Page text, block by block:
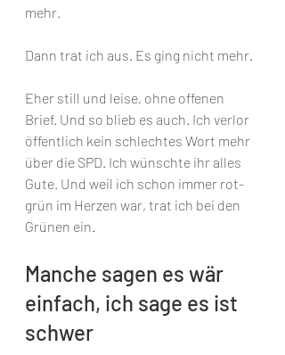
mehr.
Dann trat ich aus. Es ging nicht mehr.
Eher still und leise, ohne offenen
Brief. Und so blieb es auch. Ich verlor
öffentlich kein schlechtes Wort mehr
über die SPD. Ich wünschte ihr alles
Gute. Und weil ich schon immer rot-
grün im Herzen war, trat ich bei den
Grünen ein.
Manche sagen es wär
einfach, ich sage es ist
schwer